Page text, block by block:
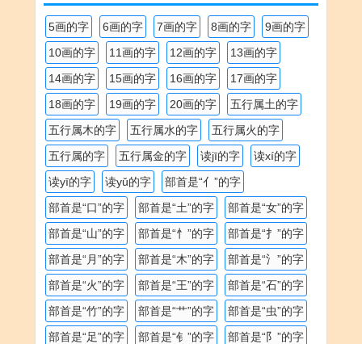
5画的字 6画的字 7画的字 8画的字
9画的字
10画的字
11画的字 12画的字
13画的字
14画的字
15画的字 16画的字
17画的字
18画的字
19画的字 20画的字
五行属土的字
五行属木的字
五行属水的字
五行属火的字
五行属的字
五行属金的字 读jī的字
读xí的字
读yī的字
读yǔ的字
部首是“亻”的字
部首是“口”的字
部首是“土”的字
部首是“女”的字
部首是“山”的字
部首是“忄”的字
部首是“扌”的字
部首是“月”的字
部首是“木”的字
部首是“氵”的字
部首是“火”的字
部首是“王”的字
部首是“石”的字
部首是“竹”的字
部首是“艹”的字
部首是“虫”的字
部首是“足”的字
部首是“钅”的字 部首是“阝”的字